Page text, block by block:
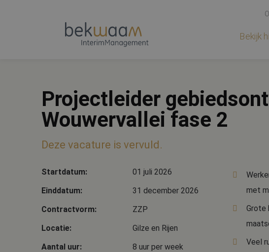
Bekijk
Projectleider
Wouwervallei fase 2
Deze vacature is vervuld.
Startdatum:
01 juli 2026
Einddatum:
31 december 2026
Contractvorm:
ZZP
Locatie:
Gilze en Rijen
Aantal uur:
8 uur per week
met
Grote
Veel